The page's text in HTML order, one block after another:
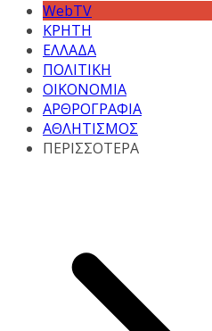
WebTV
ΚΡΗΤΗ
ΕΛΛΑΔΑ
ΠΟΛΙΤΙΚΗ
ΟΙΚΟΝΟΜΙΑ
ΑΡΘΡΟΓΡΑΦΙΑ
ΑΘΛΗΤΙΣΜΟΣ
ΠΕΡΙΣΣΟΤΕΡΑ